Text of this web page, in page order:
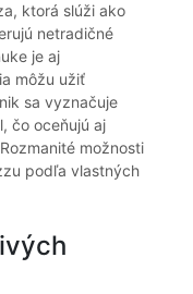
ktorá slúži ako
netradičné
je aj
môžu užiť
sa vyznačuje
čo oceňujú aj
možnosti
podľa vlastných